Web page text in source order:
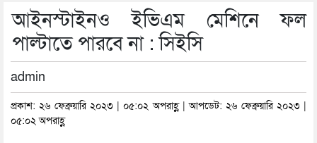
আইনস্টাইনও ইভিএম মেশিনে ফল
পাল্টাতে পারবে না : সিইসি
admin
প্রকাশ: ২৬ ফেব্রুয়ারি ২০২৩ | ০৫:০২ অপরাহ্ণ | আপডেট: ২৬ ফেব্রুয়ারি ২০২৩ |
০৫:০২ অপরাহ্ণ